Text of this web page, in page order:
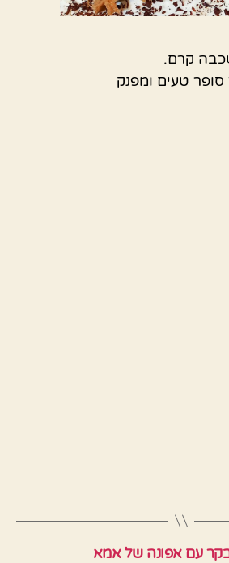
קרם.
טעים ומפנק
עם אפונה של אמא